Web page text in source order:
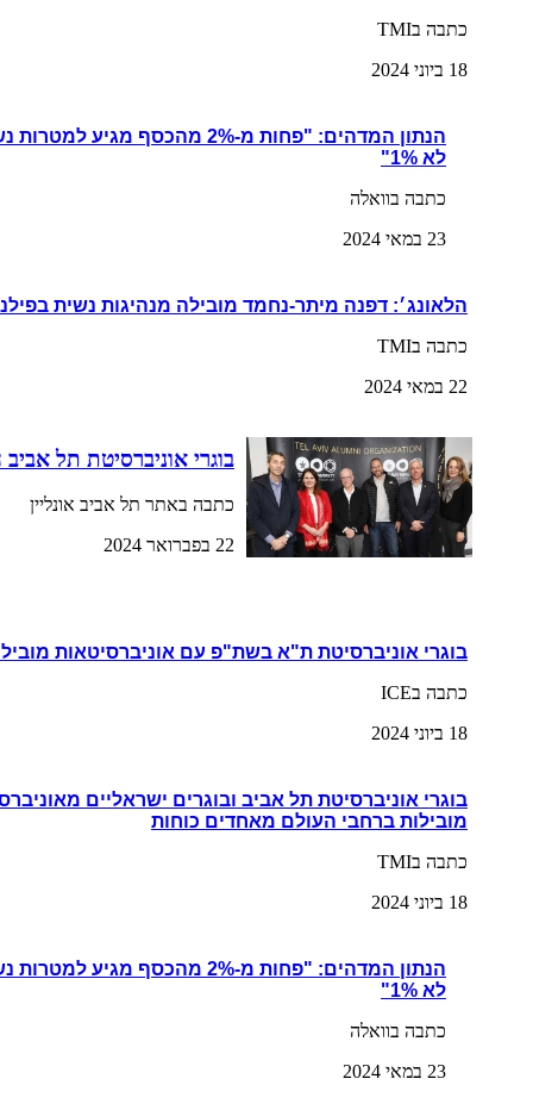
כתבה בTMI
18 ביוני 2024
הנתון המדהים: "פחות מ-2% מהכסף
לא 1%"
כתבה בוואלה
23 במאי 2024
הלאונג׳: דפנה מיתר-נחמד מובילה מנהיגות נשית
כתבה בTMI
22 במאי 2024
בוגרי אוניברסיטת תל
כתבה באתר תל אביב אונליין
22 בפברואר 2024
בוגרי אוניברסיטת ת"א בשת"פ עם אוניברסיטאות
כתבה בICE
18 ביוני 2024
בוגרי אוניברסיטת תל אביב ובוגרים ישראליים
מובילות ברחבי העולם מאחדים כוחות
כתבה בTMI
18 ביוני 2024
הנתון המדהים: "פחות מ-2% מהכסף
לא 1%"
כתבה בוואלה
23 במאי 2024